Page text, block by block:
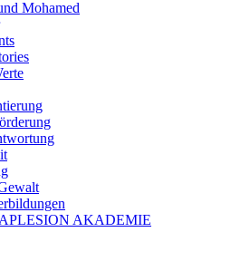
Mohamed
AKADEMIE